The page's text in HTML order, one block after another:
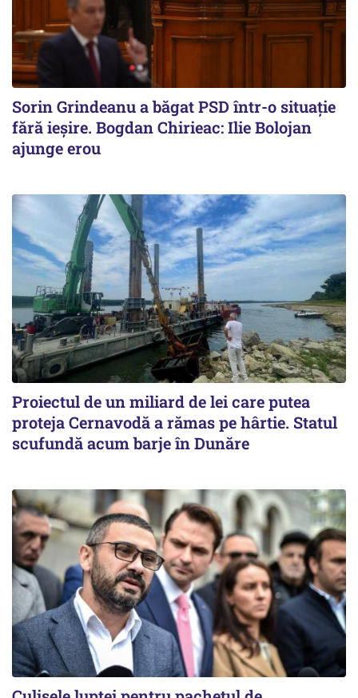
Sorin Grindeanu a băgat PSD într-o situație
fără ieșire. Bogdan Chirieac: Ilie Bolojan
ajunge erou
Proiectul de un miliard de lei care putea
proteja Cernavodă a rămas pe hârtie. Statul
scufundă acum barje în Dunăre